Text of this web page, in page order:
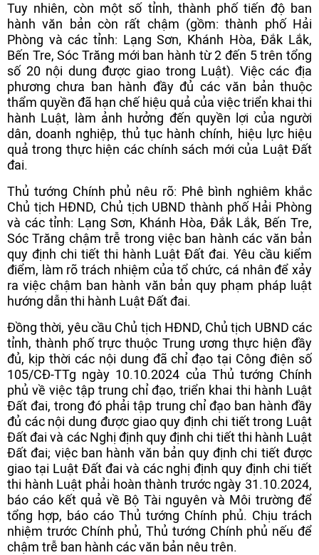
Tuy nhiên, còn một số tỉnh, thành phố tiến độ ban
hành văn bản còn rất chậm (gồm: thành phố Hải
Phòng và các tỉnh: Lạng Sơn, Khánh Hòa, Đắk Lắk,
Bến Tre, Sóc Trăng mới ban hành từ 2 đến 5 trên tổng
số 20 nội dung được giao trong Luật). Việc các địa
phương chưa ban hành đầy đủ các văn bản thuộc
thẩm quyền đã hạn chế hiệu quả của việc triển khai thi
hành Luật, làm ảnh hưởng đến quyền lợi của người
dân, doanh nghiệp, thủ tục hành chính, hiệu lực hiệu
quả trong thực hiện các chính sách mới của Luật Đất
đai.
Thủ tướng Chính phủ nêu rõ: Phê bình nghiêm khắc
Chủ tịch HĐND, Chủ tịch UBND thành phố Hải Phòng
và các tỉnh: Lạng Sơn, Khánh Hòa, Đắk Lắk, Bến Tre,
Sóc Trăng chậm trễ trong việc ban hành các văn bản
quy định chi tiết thi hành Luật Đất đai. Yêu cầu kiểm
điểm, làm rõ trách nhiệm của tổ chức, cá nhân để xảy
ra việc chậm ban hành văn bản quy phạm pháp luật
hướng dẫn thi hành Luật Đất đai.
Đồng thời, yêu cầu Chủ tịch HĐND, Chủ tịch UBND các
tỉnh, thành phố trực thuộc Trung ương thực hiện đầy
đủ, kịp thời các nội dung đã chỉ đạo tại Công điện số
105/CĐ-TTg ngày 10.10.2024 của Thủ tướng Chính
phủ về việc tập trung chỉ đạo, triển khai thi hành Luật
Đất đai, trong đó phải tập trung chỉ đạo ban hành đầy
đủ các nội dung được giao quy định chi tiết trong Luật
Đất đai và các Nghị định quy định chi tiết thi hành Luật
Đất đai; việc ban hành văn bản quy định chi tiết được
giao tại Luật Đất đai và các nghị định quy định chi tiết
thi hành Luật phải hoàn thành trước ngày 31.10.2024,
báo cáo kết quả về Bộ Tài nguyên và Môi trường để
tổng hợp, báo cáo Thủ tướng Chính phủ. Chịu trách
nhiệm trước Chính phủ, Thủ tướng Chính phủ nếu để
chậm trễ ban hành các văn bản nêu trên.